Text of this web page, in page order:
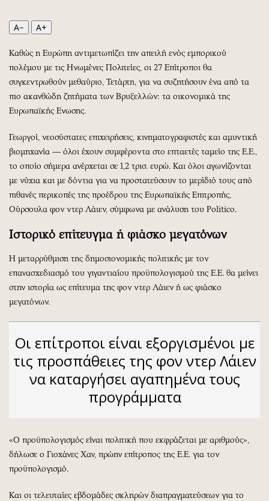
Ελλάδα
Κόσμος
Παράξενα
Πολιτισμός
Σινεμά
Θέατρο-Χορός
Εικαστικά
Βιβλίο
Χειρόγραφα
Media
Εκπομπές
Προσφορές
Προσωπικότητες στην ''Κ''
Επιστολές
A− A+
Καθώς η Ευρώπη αντιμετωπίζει την απειλή ενός εμπορικού
πολέμου με τις Ηνωμένες Πολιτείες, οι 27 Επίτροποι θα
συγκεντρωθούν μεθαύριο, Τετάρτη, για να συζητήσουν ένα από τα
πιο ακανθώδη ζητήματα των Βρυξελλών: τα οικονομικά της
Ευρωπαϊκής Ενωσης.
Γεωργοί, νεοσύστατες επιχειρήσεις, κινηματογραφιστές και αμυντική
βιομηχανία ― όλοι έχουν συμφέροντα στο επταετές ταμείο της Ε.Ε.,
το οποίο σήμερα ανέρχεται σε 1,2 τρισ. ευρώ. Και όλοι αγωνίζονται
με νύχια και με δόντια για να προστατεύσουν το μερίδιό τους από
πιθανές περικοπές της προέδρου της Ευρωπαϊκής Επιτροπής,
Ούρσουλα φον ντερ Λάιεν, σύμφωνα με ανάλυση του Politico.
Ιστορικό επίτευγμα ή φιάσκο μεγατόνων
Η μεταρρύθμιση της δημοσιονομικής πολιτικής με τον
επανασχεδιασμό του γιγαντιαίου προϋπολογισμού της Ε.Ε. θα μείνει
στην ιστορία ως επίτευμα της φον ντερ Λάιεν ή ως φιάσκο
μεγατόνων.
Οι επίτροποι είναι εξοργισμένοι με
τις προσπάθειες της φον ντερ Λάιεν
να καταργήσει αγαπημένα τους
προγράμματα
«Ο προϋπολογισμός είναι πολιτική που εκφράζεται με αριθμούς»,
δήλωσε ο Γιοχάνες Χαν, πρώην επίτροπος της Ε.Ε. για τον
προϋπολογισμό.
Και οι τελευταίες εβδομάδες σκληρών διαπραγματεύσεων για το